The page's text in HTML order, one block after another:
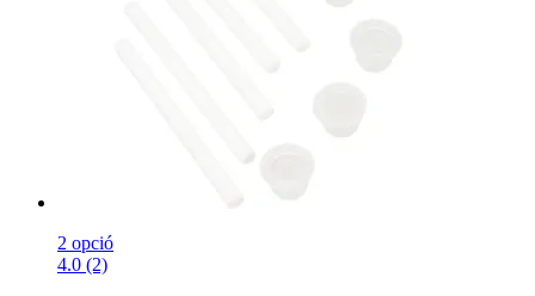
2 opció
4.0 (2)